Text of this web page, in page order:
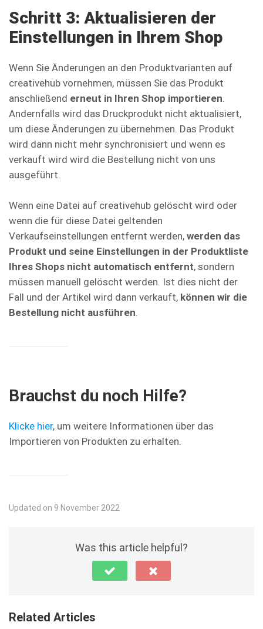
Schritt 3: Aktualisieren der
Einstellungen in Ihrem Shop
Wenn Sie Änderungen an den Produktvarianten auf
creativehub vornehmen, müssen Sie das Produkt
anschließend erneut in Ihren Shop importieren.
Andernfalls wird das Druckprodukt nicht aktualisiert,
um diese Änderungen zu übernehmen. Das Produkt
wird dann nicht mehr synchronisiert und wenn es
verkauft wird wird die Bestellung nicht von uns
ausgeführt.
Wenn eine Datei auf creativehub gelöscht wird oder
wenn die für diese Datei geltenden
Verkaufseinstellungen entfernt werden, werden das
Produkt und seine Einstellungen in der Produktliste
Ihres Shops nicht automatisch entfernt, sondern
müssen manuell gelöscht werden. Ist dies nicht der
Fall und der Artikel wird dann verkauft, können wir die
Bestellung nicht ausführen.
Brauchst du noch Hilfe?
Klicke hier, um weitere Informationen über das
Importieren von Produkten zu erhalten.
Updated on 9 November 2022
Was this article helpful?
Related Articles